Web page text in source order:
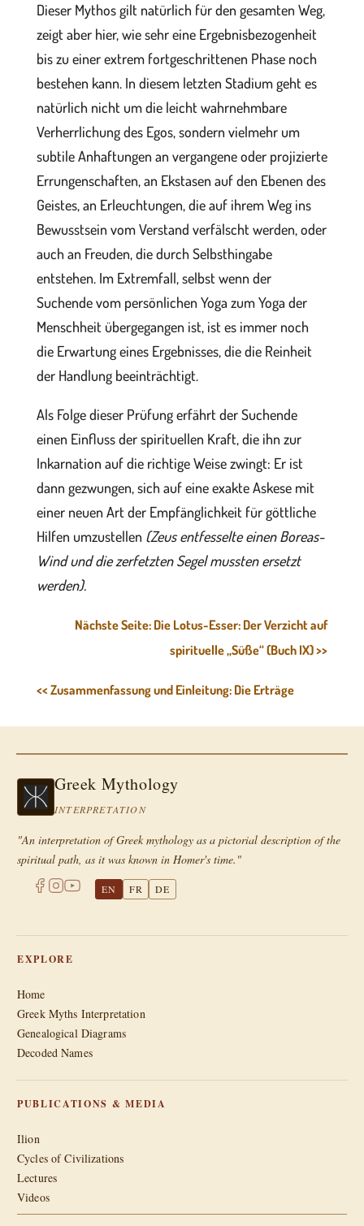
Dieser Mythos gilt natürlich für den gesamten Weg,
zeigt aber hier, wie sehr eine Ergebnisbezogenheit
bis zu einer extrem fortgeschrittenen Phase noch
bestehen kann. In diesem letzten Stadium geht es
natürlich nicht um die leicht wahrnehmbare
Verherrlichung des Egos, sondern vielmehr um
subtile Anhaftungen an vergangene oder projizierte
Errungenschaften, an Ekstasen auf den Ebenen des
Geistes, an Erleuchtungen, die auf ihrem Weg ins
Bewusstsein vom Verstand verfälscht werden, oder
auch an Freuden, die durch Selbsthingabe
entstehen. Im Extremfall, selbst wenn der
Suchende vom persönlichen Yoga zum Yoga der
Menschheit übergegangen ist, ist es immer noch
die Erwartung eines Ergebnisses, die die Reinheit
der Handlung beeinträchtigt.
Als Folge dieser Prüfung erfährt der Suchende
einen Einfluss der spirituellen Kraft, die ihn zur
Inkarnation auf die richtige Weise zwingt: Er ist
dann gezwungen, sich auf eine exakte Askese mit
einer neuen Art der Empfänglichkeit für göttliche
Hilfen umzustellen (Zeus entfesselte einen Boreas-
Wind und die zerfetzten Segel mussten ersetzt
werden).
Nächste Seite: Die Lotus-Esser: Der Verzicht auf
spirituelle „Süße“ (Buch IX) >>
<< Zusammenfassung und Einleitung: Die Erträge
Greek Mythology
INTERPRETATION
"An interpretation of Greek mythology as a pictorial description of the
spiritual path, as it was known in Homer's time."
EN FR DE
EXPLORE
Home
Greek Myths Interpretation
Genealogical Diagrams
Decoded Names
PUBLICATIONS & MEDIA
Ilion
Cycles of Civilizations
Lectures
Videos